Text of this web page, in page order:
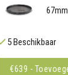
5 Beschikbaar
€639 -